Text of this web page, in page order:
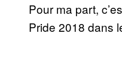
Pour ma part,
Pride 2018 dans